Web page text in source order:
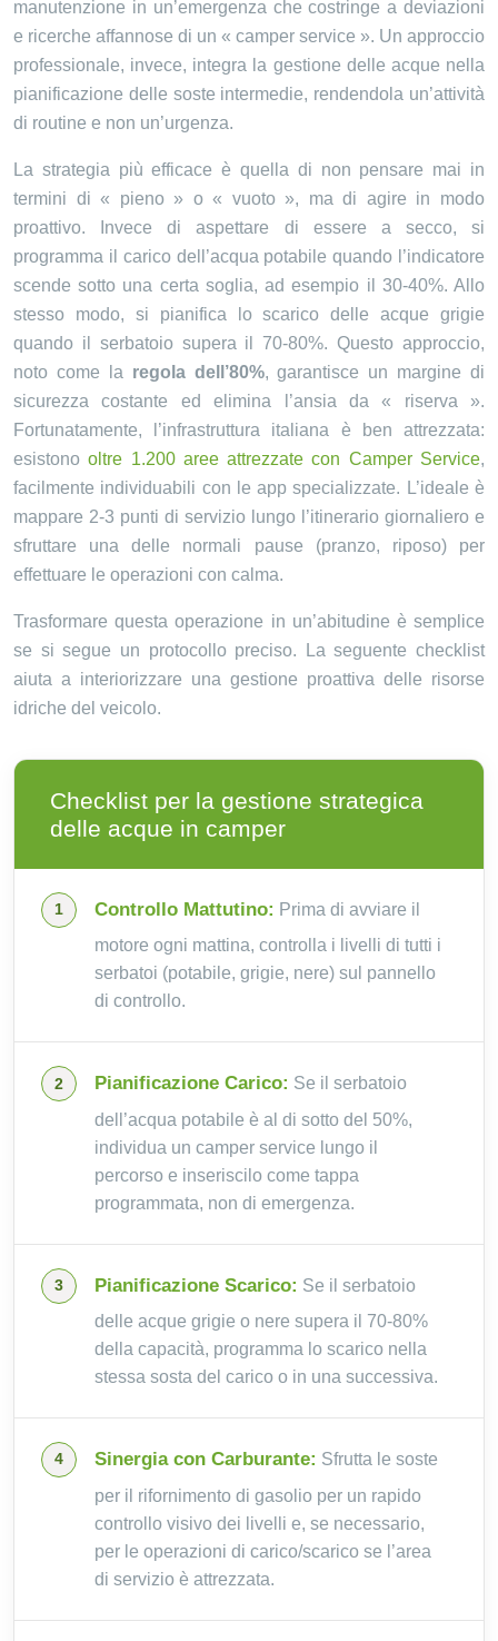
manutenzione in un’emergenza che costringe a deviazioni
e ricerche affannose di un « camper service ». Un approccio
professionale, invece, integra la gestione delle acque nella
pianificazione delle soste intermedie, rendendola un’attività
di routine e non un’urgenza.
La strategia più efficace è quella di non pensare mai in
termini di « pieno » o « vuoto », ma di agire in modo
proattivo. Invece di aspettare di essere a secco, si
programma il carico dell’acqua potabile quando l’indicatore
scende sotto una certa soglia, ad esempio il 30-40%. Allo
stesso modo, si pianifica lo scarico delle acque grigie
quando il serbatoio supera il 70-80%. Questo approccio,
noto come la regola dell’80%, garantisce un margine di
sicurezza costante ed elimina l’ansia da « riserva ».
Fortunatamente, l’infrastruttura italiana è ben attrezzata:
esistonooltre 1.200 aree attrezzate con Camper Service,
facilmente individuabili con le app specializzate. L’ideale è
mappare 2-3 punti di servizio lungo l’itinerario giornaliero e
sfruttare una delle normali pause (pranzo, riposo) per
effettuare le operazioni con calma.
Trasformare questa operazione in un’abitudine è semplice
se si segue un protocollo preciso. La seguente checklist
aiuta a interiorizzare una gestione proattiva delle risorse
idriche del veicolo.
Checklist per la gestione strategica
delle acque in camper
Controllo Mattutino: Prima di avviare il
motore ogni mattina, controlla i livelli di tutti i
serbatoi (potabile, grigie, nere) sul pannello
di controllo.
Pianificazione Carico: Se il serbatoio
dell’acqua potabile è al di sotto del 50%,
individua un camper service lungo il
percorso e inseriscilo come tappa
programmata, non di emergenza.
Pianificazione Scarico: Se il serbatoio
delle acque grigie o nere supera il 70-80%
della capacità, programma lo scarico nella
stessa sosta del carico o in una successiva.
Sinergia con Carburante: Sfrutta le soste
per il rifornimento di gasolio per un rapido
controllo visivo dei livelli e, se necessario,
per le operazioni di carico/scarico se l’area
di servizio è attrezzata.